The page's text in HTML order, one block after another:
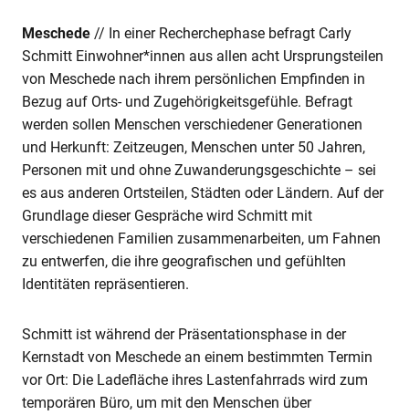
Meschede// In einer Recherchephase befragt Carly
Schmitt Einwohner*innen aus allen acht Ursprungsteilen
von Meschede nach ihrem persönlichen Empfinden in
Bezug auf Orts- und Zugehörigkeitsgefühle. Befragt
werden sollen Menschen verschiedener Generationen
und Herkunft: Zeitzeugen, Menschen unter 50 Jahren,
Personen mit und ohne Zuwanderungsgeschichte – sei
es aus anderen Ortsteilen, Städten oder Ländern. Auf der
Grundlage dieser Gespräche wird Schmitt mit
verschiedenen Familien zusammenarbeiten, um Fahnen
zu entwerfen, die ihre geografischen und gefühlten
Identitäten repräsentieren.
Schmitt ist während der Präsentationsphase in der
Kernstadt von Meschede an einem bestimmten Termin
vor Ort: Die Ladefläche ihres Lastenfahrrads wird zum
temporären Büro, um mit den Menschen über